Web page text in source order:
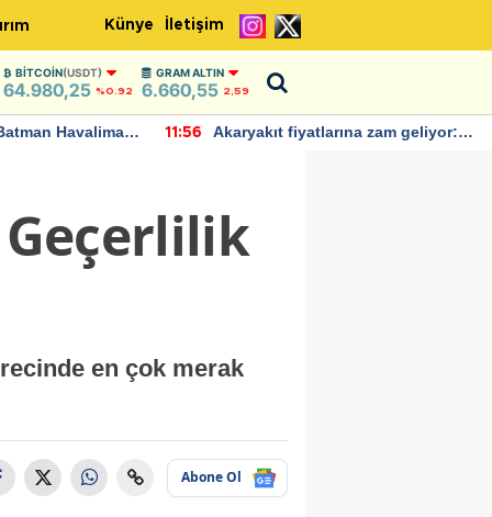
Künye İletişim
BITCOIN(USDT)
64.980,25 %0.92
GRAM ALTIN
6.660,55 2,59
Havalimanı
11:56
Akaryakıt fiyatlarına zam geliyor:
en çok merak
Abone Ol